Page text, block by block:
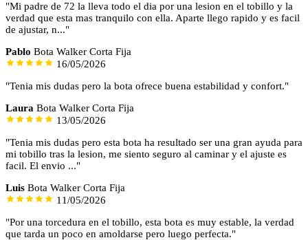
"Mi padre de 72 la lleva todo el dia por una lesion en el tobillo y la
verdad que esta mas tranquilo con ella. Aparte llego rapido y es facil
de ajustar, n..."
Pablo Bota Walker Corta Fija
16/05/2026
"Tenia mis dudas pero la bota ofrece buena estabilidad y confort."
Laura Bota Walker Corta Fija
13/05/2026
"Tenia mis dudas pero esta bota ha resultado ser una gran ayuda para
mi tobillo tras la lesion, me siento seguro al caminar y el ajuste es
facil. El envio ..."
Luis Bota Walker Corta Fija
11/05/2026
"Por una torcedura en el tobillo, esta bota es muy estable, la verdad
que tarda un poco en amoldarse pero luego perfecta."